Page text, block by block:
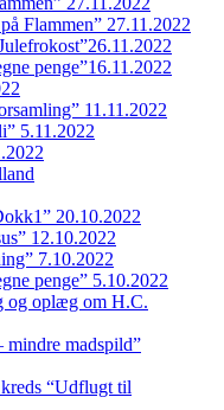
Flammen” 27.11.2022
penge”16.11.2022
11.11.2022
5.11.2022
20.10.2022
12.10.2022
7.10.2022
penge” 5.10.2022
og oplæg om H.C.
madspild”
“Udflugt til